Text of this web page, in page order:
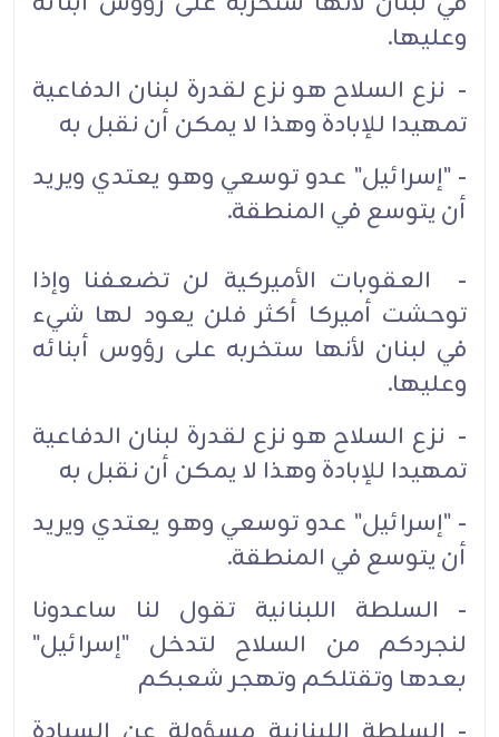
وعليها.
- نزع السلاح هو نزع لقدرة لبنان الدفاعية
تمهيدا للإبادة وهذا لا يمكن أن نقبل به
- "إسرائيل" عدو توسعي وهو يعتدي ويريد
أن يتوسع في المنطقة.
- العقوبات الأميركية لن تضعفنا وإذا
توحشت أميركا أكثر فلن يعود لها شيء
في لبنان لأنها ستخربه على رؤوس أبنائه
وعليها.
- نزع السلاح هو نزع لقدرة لبنان الدفاعية
تمهيدا للإبادة وهذا لا يمكن أن نقبل به
- "إسرائيل" عدو توسعي وهو يعتدي ويريد
أن يتوسع في المنطقة.
- السلطة اللبنانية تقول لنا ساعدونا
لنجردكم من السلاح لتدخل "إسرائيل"
بعدها وتقتلكم وتهجر شعبكم